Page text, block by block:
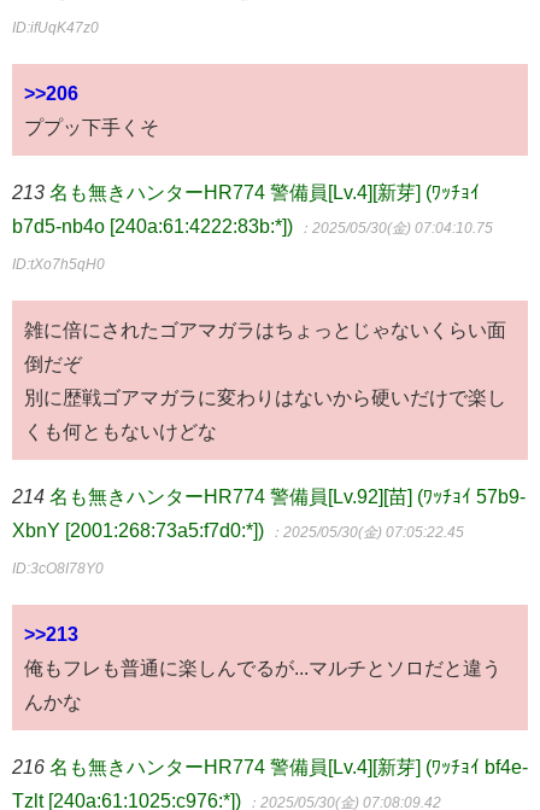
ID:ifUqK47z0
>>206
ププッ下手くそ
213 名も無きハンターHR774 警備員[Lv.4][新芽] (ﾜｯﾁｮｲ
b7d5-nb4o [240a:61:4222:83b:*])
：2025/05/30(金) 07:04:10.75
ID:tXo7h5qH0
雑に倍にされたゴアマガラはちょっとじゃないくらい面
倒だぞ
別に歴戦ゴアマガラに変わりはないから硬いだけで楽し
くも何ともないけどな
214 名も無きハンターHR774 警備員[Lv.92][苗] (ﾜｯﾁｮｲ 57b9-
XbnY [2001:268:73a5:f7d0:*])
：2025/05/30(金) 07:05:22.45
ID:3cO8I78Y0
>>213
俺もフレも普通に楽しんでるが...マルチとソロだと違う
んかな
216 名も無きハンターHR774 警備員[Lv.4][新芽] (ﾜｯﾁｮｲ bf4e-
Tzlt [240a:61:1025:c976:*])
：2025/05/30(金) 07:08:09.42